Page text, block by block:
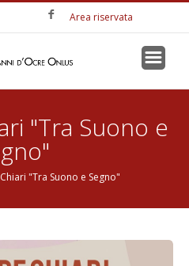
Area riservata
"Tra Suono e
"Tra Suono e Segno"